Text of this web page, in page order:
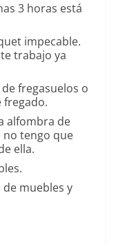
3 horas está
impecable.
trabajo ya
fregasuelos o
fregado.
alfombra de
no tengo que
ella.
muebles y